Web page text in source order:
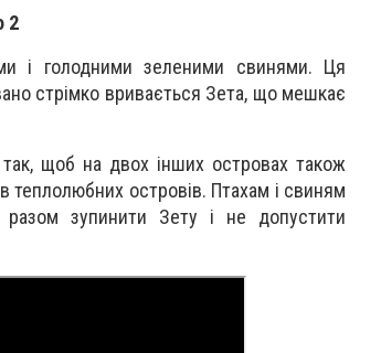
2
і голодними зеленими свинями. Ця
стрімко вривається Зета, що мешкає
так, щоб на двох інших островах також
теплолюбних островів. Птахам і свиням
зупинити Зету і не допустити